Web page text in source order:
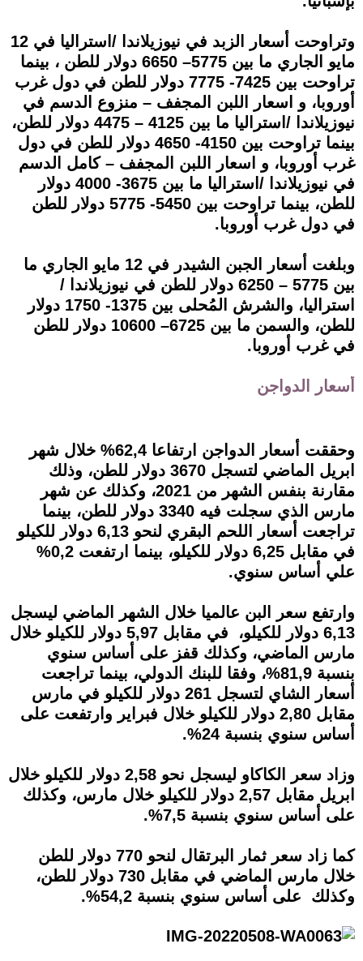
وتراوحت أسعار الزبد في نيوزيلاندا /استراليا في 12
مايو الجاري ما بين 5775– 6650 دولار للطن ، بينما
تراوحت بين 7425- 7775 دولار للطن في دول غرب
أوروبا، و اسعار اللبن المجفف – منزوع الدسم في
نيوزيلاندا /استراليا ما بين 4125 – 4475 دولار للطن،
بينما تراوحت بين 4150- 4650 دولار للطن في دول
غرب أوروبا، و اسعار اللبن المجفف – كامل الدسم
في نيوزيلاندا /استراليا ما بين 3675- 4000 دولار
للطن، بينما تراوحت بين 5450- 5775 دولار للطن
في دول غرب أوروبا.
وبلغت أسعار الجبن الشيدر في 12 مايو الجاري ما
بين 5775 – 6250 دولار للطن في نيوزيلاندا /
استراليا، والشرش المُحلى بين 1375- 1750 دولار
للطن، والسمن ما بين 6725– 10600 دولار للطن
في غرب أوروبا.
أسعار الدواجن
وحققت أسعار الدواجن ارتفاعا 62,4% خلال شهر
ابريل الماضي لتسجل 3670 دولار للطن، وذلك
مقارنة بنفس الشهر من 2021، وكذلك عن شهر
مارس الذي سجلت فيه 3340 دولار للطن، بينما
تراجعت أسعار اللحم البقري لنحو 6,13 دولار للكيلو
في مقابل 6,25 دولار للكيلو، بينما ارتفعت 0,2%
علي أساس سنوي.
وارتفع سعر البن عالميا خلال الشهر الماضي ليسجل
6,13 دولار للكيلو، في مقابل 5,97 دولار للكيلو خلال
مارس الماضي، وكذلك قفز على أساس سنوي
بنسبة 81,9%، وفقا للبنك الدولي، بينما تراجعت
أسعار الشاي لتسجل 261 دولار للكيلو في مارس
مقابل 2,80 دولار للكيلو خلال فبراير وارتفعت على
أساس سنوي بنسبة 24%.
وزاد سعر الكاكاو ليسجل نحو 2,58 دولار للكيلو خلال
ابريل مقابل 2,57 دولار للكيلو خلال مارس، وكذلك
على أساس سنوي بنسبة 7,5%.
كما زاد سعر ثمار البرتقال لنحو 770 دولار للطن
خلال مارس الماضي في مقابل 730 دولار للطن،
وكذلك على أساس سنوي بنسبة 54,2%.